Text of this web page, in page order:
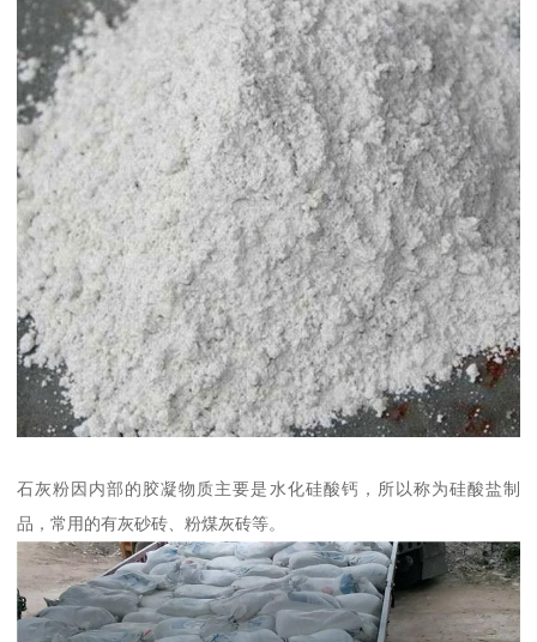
石灰粉因内部的胶凝物质主要是水化硅酸钙，所以称为硅酸盐制
品，常用的有灰砂砖、粉煤灰砖等。